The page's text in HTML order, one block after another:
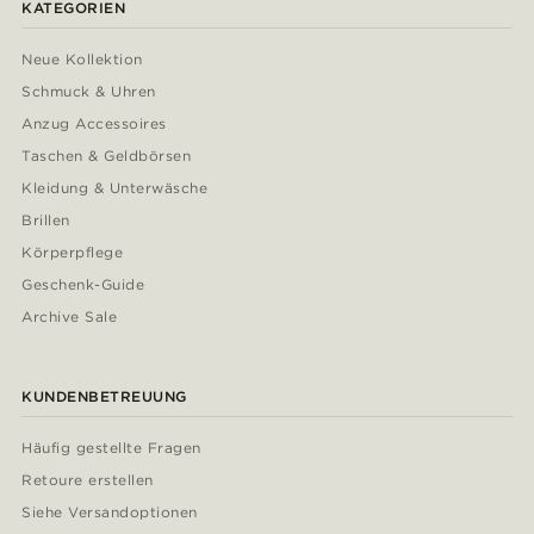
KATEGORIEN
Neue Kollektion
Schmuck & Uhren
Anzug Accessoires
Taschen & Geldbörsen
Kleidung & Unterwäsche
Brillen
Körperpflege
Geschenk-Guide
Archive Sale
KUNDENBETREUUNG
Häufig gestellte Fragen
Retoure erstellen
Siehe Versandoptionen